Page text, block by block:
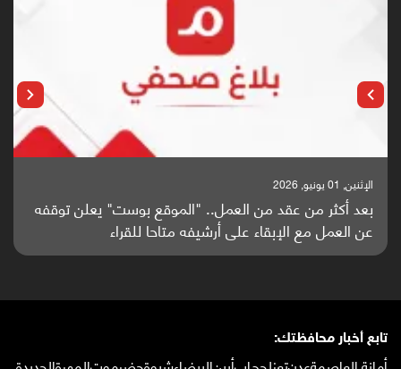
الإثنين, 25 مايو, 2026
باحثون من اليمن يدخلون سباق أبحاث ألزهايمر بدراسة
واعدة منشورة عالميا (ترجمة)
تابع أخبار محافظتك: